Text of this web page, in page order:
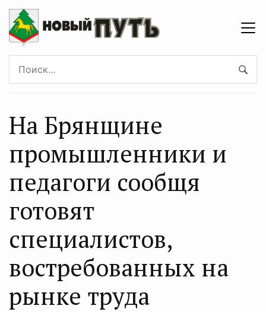
На Брянщине
промышленники и
педагоги сообщя
готовят
специалистов,
востребованных на
рынке труда